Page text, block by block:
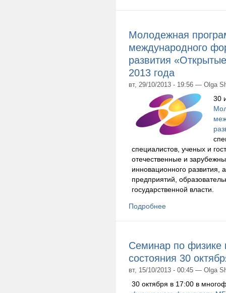
Молодежная
международного
развития
2013 года
вт, 29/10/2013 - 19:56 — Olga
30
специалистов, ученых и
отечественные и
инновационного развития,
предприятий,
государственной власти.
Подробнее
Семинар по физике
состояния 30
вт, 15/10/2013 - 00:45 — Olga
30 октября в 17:00 в